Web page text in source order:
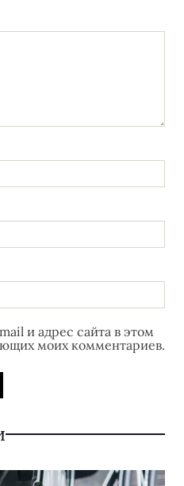
и адрес сайта в этом
моих комментариев.